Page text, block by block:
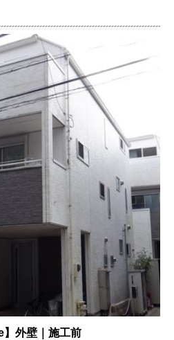
】外壁｜施工前